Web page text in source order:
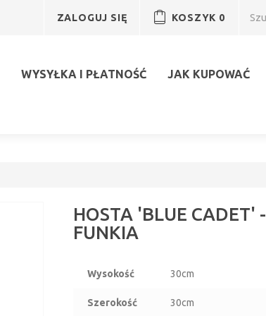
KOSZYK 0
ZALOGUJ SIĘ
WYSYŁKA I PŁATNOŚĆ JAK KUPOWAĆ
HOSTA 'BLUE CADET' -
FUNKIA
Wysokość 30cm
Szerokość 30cm